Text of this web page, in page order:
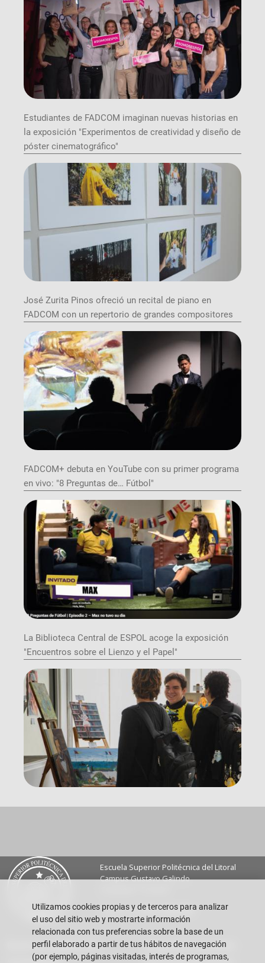
Estudiantes de FADCOM imaginan nuevas historias en
la exposición "Experimentos de creatividad y diseño de
póster cinematográfico"
José Zurita Pinos ofreció un recital de piano en
FADCOM con un repertorio de grandes compositores
FADCOM+ debuta en YouTube con su primer programa
en vivo: "8 Preguntas de… Fútbol"
La Biblioteca Central de ESPOL acoge la exposición
"Encuentros sobre el Lienzo y el Papel"
Utilizamos cookies propias y de terceros para analizar
el uso del sitio web y mostrarte información
relacionada con tus preferencias sobre la base de un
perfil elaborado a partir de tus hábitos de navegación
(por ejemplo, páginas visitadas, interés de programas,
Escuela Superior Politécnica del Litoral
Campus Gustavo Galindo
Teléfono: +593-4 2269 269
Buzón de sugerencias
Preguntas Frecuentes